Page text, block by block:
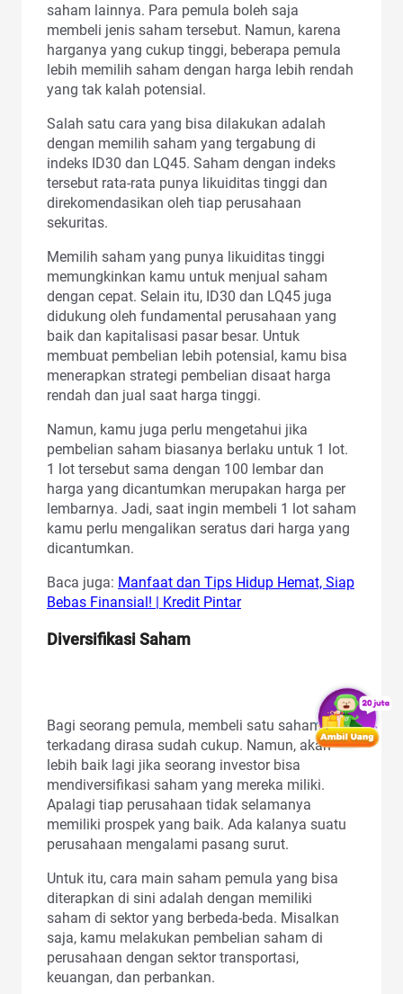
saham lainnya. Para pemula boleh saja
membeli jenis saham tersebut. Namun, karena
harganya yang cukup tinggi, beberapa pemula
lebih memilih saham dengan harga lebih rendah
yang tak kalah potensial.
Salah satu cara yang bisa dilakukan adalah
dengan memilih saham yang tergabung di
indeks ID30 dan LQ45. Saham dengan indeks
tersebut rata-rata punya likuiditas tinggi dan
direkomendasikan oleh tiap perusahaan
sekuritas.
Memilih saham yang punya likuiditas tinggi
memungkinkan kamu untuk menjual saham
dengan cepat. Selain itu, ID30 dan LQ45 juga
didukung oleh fundamental perusahaan yang
baik dan kapitalisasi pasar besar. Untuk
membuat pembelian lebih potensial, kamu bisa
menerapkan strategi pembelian disaat harga
rendah dan jual saat harga tinggi.
Namun, kamu juga perlu mengetahui jika
pembelian saham biasanya berlaku untuk 1 lot.
1 lot tersebut sama dengan 100 lembar dan
harga yang dicantumkan merupakan harga per
lembarnya. Jadi, saat ingin membeli 1 lot saham
kamu perlu mengalikan seratus dari harga yang
dicantumkan.
Baca juga: Manfaat dan Tips Hidup Hemat, Siap
Bebas Finansial! | Kredit Pintar
Diversifikasi Saham
Bagi seorang pemula, membeli satu saham
terkadang dirasa sudah cukup. Namun, akan
lebih baik lagi jika seorang investor bisa
mendiversifikasi saham yang mereka miliki.
Apalagi tiap perusahaan tidak selamanya
memiliki prospek yang baik. Ada kalanya suatu
perusahaan mengalami pasang surut.
Untuk itu, cara main saham pemula yang bisa
diterapkan di sini adalah dengan memiliki
saham di sektor yang berbeda-beda. Misalkan
saja, kamu melakukan pembelian saham di
perusahaan dengan sektor transportasi,
keuangan, dan perbankan.